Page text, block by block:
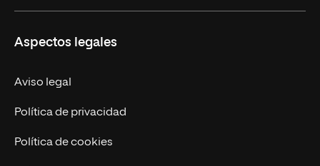
Trabaja en UNIR
Actualidad
Contáctanos
Aspectos legales
Aviso legal
Política de privacidad
Política de cookies